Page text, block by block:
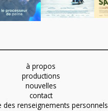
à propos
productions
nouvelles
contact
des renseignements personnels